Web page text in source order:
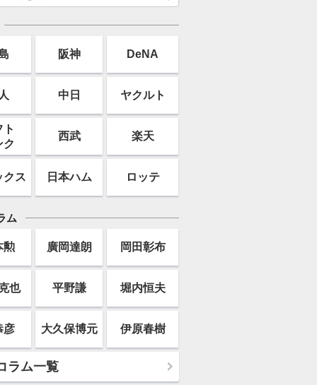
阪神 DeNA
中日 ヤクルト
ト
ク
西武 楽天
クス 日本ハム ロッテ
ム
勲 廣岡達朗 岡田彰布
也 平野謙 堀内恒夫
彦 大久保博元 伊原春樹
ラム一覧